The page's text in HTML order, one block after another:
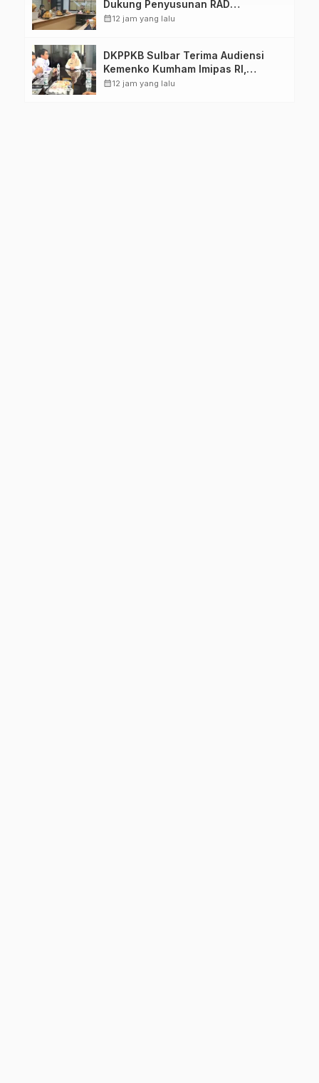
Dukung Penyusunan RAD
TPB/SDGs Sulawesi Barat
calendar_month12 jam yang lalu
DKPPKB Sulbar Terima Audiensi
Kemenko Kumham Imipas RI,
Perkuat Pelayanan Kesehatan bagi
calendar_month12 jam yang lalu